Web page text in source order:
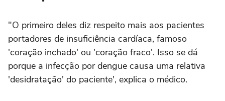
"O primeiro deles diz respeito mais aos pacientes
portadores de insuficiência cardíaca, famoso
'coração inchado' ou 'coração fraco'. Isso se dá
porque a infecção por dengue causa uma relativa
'desidratação' do paciente', explica o médico.